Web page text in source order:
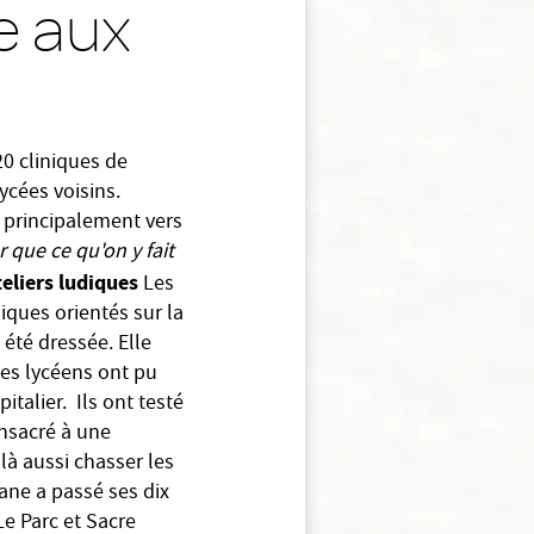
aux
cliniques de
voisins.
vers
ce qu'on y fait
ludiques Les
orientés sur la
dressée. Elle
lycéens ont pu
Ils ont testé
à une
aussi chasser les
a passé ses dix
Parc et Sacre